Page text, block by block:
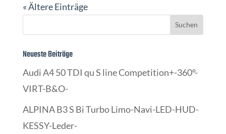
« Ältere Einträge
Neueste Beiträge
Audi A4 50 TDI qu S line Competition+-360°-
VIRT-B&O-
ALPINA B3 S Bi Turbo Limo-Navi-LED-HUD-
KESSY-Leder-